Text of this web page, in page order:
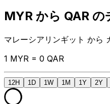
MYR から QAR の
マレーシアリンギット から
1 MYR = 0 QAR
12H 1D 1W 1M 1Y 2Y